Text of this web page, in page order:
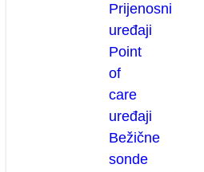
Prijenosni
uređaji
Point
of
care
uređaji
Bežične
sonde